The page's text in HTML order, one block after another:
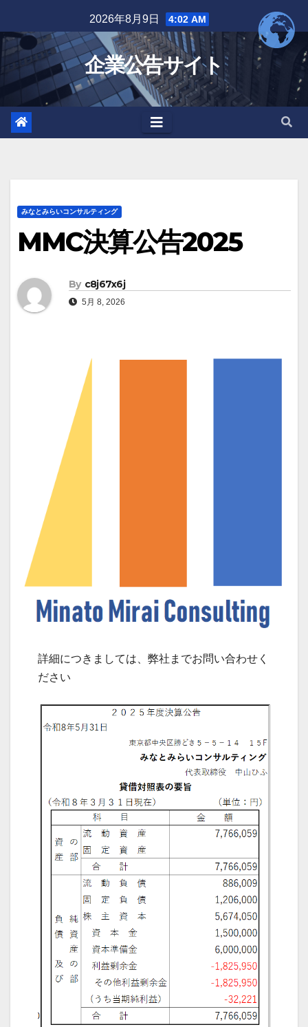
to
content
2026年8月9日 4:02 AM
企業公告サイト
みなとみらいコンサルティング
MMC決算公告2025
By c8j67x6j
5月 8, 2026
詳細につきましては、弊社までお問い合わせく
ださい